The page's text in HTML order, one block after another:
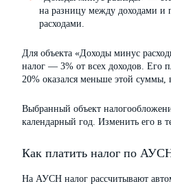
на разницу между доходами и
расходами.
Для объекта «Доходы минус
налог — 3% от всех доходов. Его
20% оказался меньше этой суммы,
Выбранный объект
календарный год. Изменить его в
Как платить налог по
На АУСН налог рассчитывают